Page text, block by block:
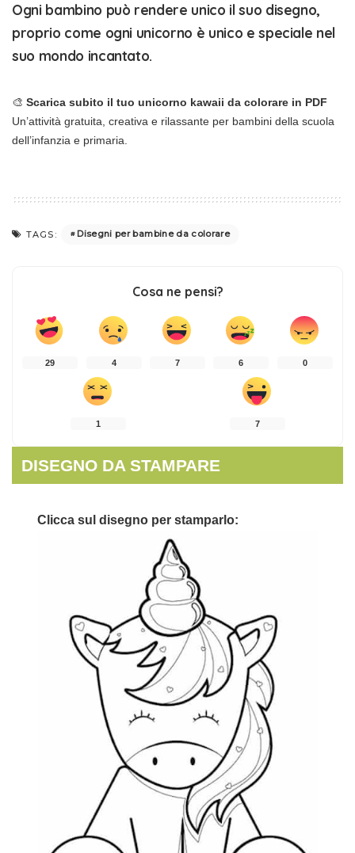
Ogni bambino può rendere unico il suo disegno,
proprio come ogni unicorno è unico e speciale nel
suo mondo incantato.
🎨 Scarica subito il tuo unicorno kawaii da colorare in PDF
Un’attività gratuita, creativa e rilassante per bambini della scuola
dell’infanzia e primaria.
TAGS: Disegni per bambine da colorare
Cosa ne pensi?
29 4 7 6 0
1 7
DISEGNO DA STAMPARE
Clicca sul disegno per stamparlo: